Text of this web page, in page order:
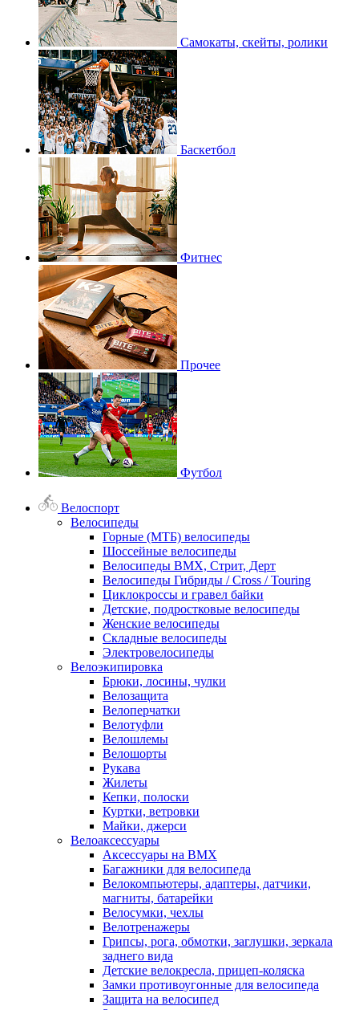
Самокаты, скейты, ролики
Баскетбол
Фитнес
Прочее
Футбол
Велоспорт
Велосипеды
Горные (МТБ) велосипеды
Шоссейные велосипеды
Велосипеды BMX, Стрит, Дерт
Велосипеды Гибриды / Cross / Touring
Циклокроссы и гравел байки
Детские, подростковые велосипеды
Женские велосипеды
Складные велосипеды
Электровелосипеды
Велоэкипировка
Брюки, лосины, чулки
Велозащита
Велоперчатки
Велотуфли
Велошлемы
Велошорты
Рукава
Жилеты
Кепки, полоски
Куртки, ветровки
Майки, джерси
Велоаксессуары
Аксессуары на BMX
Багажники для велосипеда
Велокомпьютеры, адаптеры, датчики,
магниты, батарейки
Велосумки, чехлы
Велотренажеры
Грипсы, рога, обмотки, заглушки, зеркала
заднего вида
Детские велокресла, прицеп-коляска
Замки противоугонные для велосипеда
Защита на велосипед